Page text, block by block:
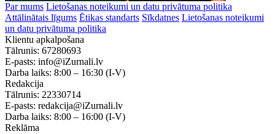
Par mums Lietošanas noteikumi un datu privātuma politika
Attālinātais līgums Ētikas standarts Sīkdatnes Lietošanas noteikumi
un datu privātuma politika
Klientu apkalpošana
Tālrunis: 67280693
E-pasts: info@iZurnali.lv
Darba laiks: 8:00 – 16:30 (I-V)
Redakcija
Tālrunis: 22330714
E-pasts: redakcija@iZurnali.lv
Darba laiks: 8:00 – 16:00 (I-V)
Reklāma